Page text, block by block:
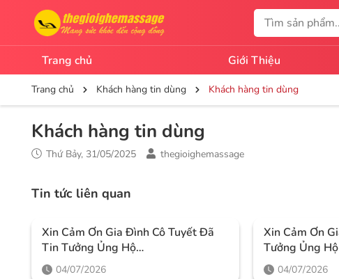
Trang chủ Giới Thiệu
Trang chủ Khách hàng tin dùng Khách hàng tin dùng
Khách hàng tin dùng
Thứ Bảy, 31/05/2025 thegioighemassage
Tin tức liên quan
Xin Cảm Ơn Gia Đình Cô Tuyết Đã
Tin Tưởng Ủng Hộ
Thegioighemassage
04/07/2026
Xin Cảm Ơn
Tưởng Ủng
04/07/2026